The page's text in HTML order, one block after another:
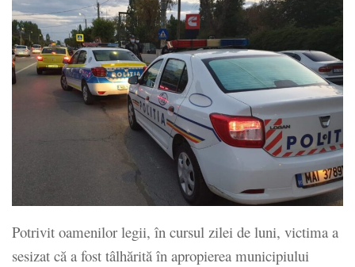
Potrivit oamenilor legii, în cursul zilei de luni, victima a
sesizat că a fost tâlhărită în apropierea municipiului